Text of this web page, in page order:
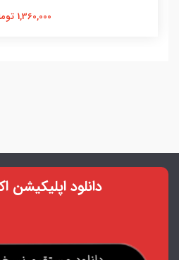
1,360,000 تومان
دانلود اپلیکیشن